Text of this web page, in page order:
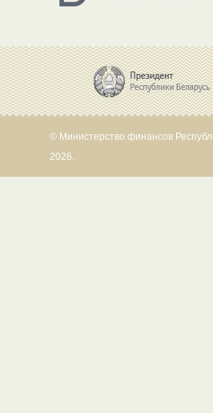
© Министерство финансов
2026.